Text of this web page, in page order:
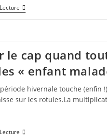
le cap quand
« enfant
hivernale touche (enfin
sur les rotules.La